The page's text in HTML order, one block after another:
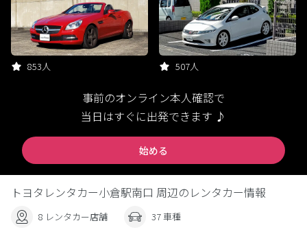
853人 507人
事前のオンライン本人確認で
当日はすぐに出発できます ♪
始める
トヨタレンタカー小倉駅南口 周辺のレンタカー情報
8 レンタカー店舗 37 車種